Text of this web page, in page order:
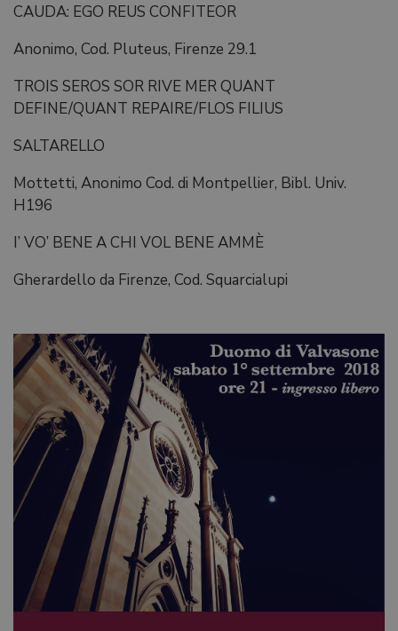
CAUDA: EGO REUS CONFITEOR
Anonimo, Cod. Pluteus, Firenze 29.1
TROIS SEROS SOR RIVE MER QUANT
DEFINE/QUANT REPAIRE/FLOS FILIUS
SALTARELLO
Mottetti, Anonimo Cod. di Montpellier, Bibl. Univ.
H196
I’ VO’ BENE A CHI VOL BENE AMMÈ
Gherardello da Firenze, Cod. Squarcialupi